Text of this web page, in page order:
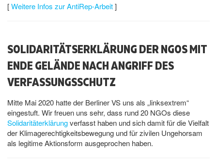
[Weitere Infos zur AntiRep-Arbeit]
SOLIDARITÄTSERKLÄRUNG DER NGOS MIT
ENDE GELÄNDE NACH ANGRIFF DES
VERFASSUNGSSCHUTZ
Mitte Mai 2020 hatte der Berliner VS uns als „linksextrem“
eingestuft. Wir freuen uns sehr, dass rund 20 NGOs diese
Solidaritäterklärungverfasst haben und sich damit für die Vielfalt
der Klimagerechtigkeitsbewegung und für zivilen Ungehorsam
als legitime Aktionsform ausgeprochen haben.